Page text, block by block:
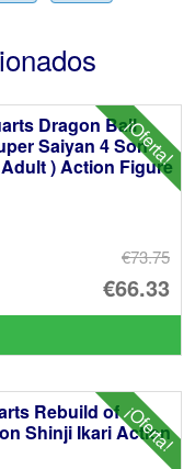
¡Oferta!
Dragon Ball
Saiyan 4 Son
) Action Figure
€73.75
El
€66.33
El
¡Oferta!
Rebuild of
Shinji Ikari Action